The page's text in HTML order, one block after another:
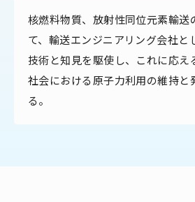
核燃料物質、放射性同位元素輸送
て、輸送エンジニアリング会社と
技術と知見を駆使し、これに応え
社会における原子力利用の維持と
る。